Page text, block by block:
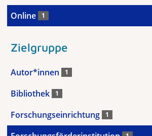
Online 1
Zielgruppe
Autor*innen 1
Bibliothek 1
Forschungseinrichtung 1